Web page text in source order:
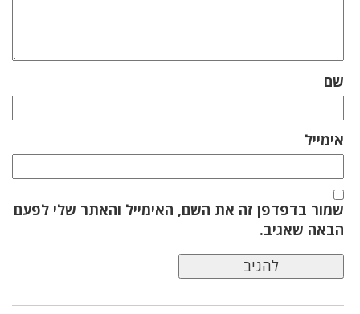
שם
אימייל
שמור בדפדפן זה את השם, האימייל והאתר שלי לפעם
הבאה שאגיב.